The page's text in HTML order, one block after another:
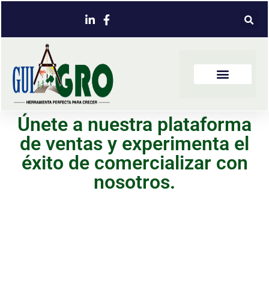
Únete a nuestra plataforma
de ventas y experimenta el
éxito de comercializar con
nosotros.